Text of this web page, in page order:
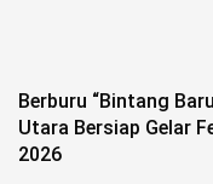
Berburu “Bintang
Utara Bersiap Gelar
2026